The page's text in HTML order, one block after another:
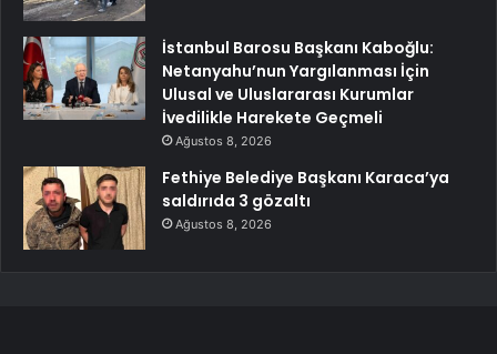
İstanbul Barosu Başkanı Kaboğlu:
Netanyahu’nun Yargılanması İçin
Ulusal ve Uluslararası Kurumlar
İvedilikle Harekete Geçmeli
Ağustos 8, 2026
Fethiye Belediye Başkanı Karaca’ya
saldırıda 3 gözaltı
Ağustos 8, 2026